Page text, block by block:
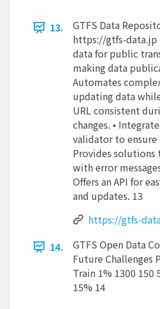
13.
GTFS Data
https://gtfs-data.jp
data for public
making data
Automates
updating data
URL consistent
changes. •
validator to ensure
Provides solutions
with error
Offers an API for
and updates. 13
https://gtfs-
14.
GTFS Open Data
Future Challenges
Train 1% 1300 150
15% 14